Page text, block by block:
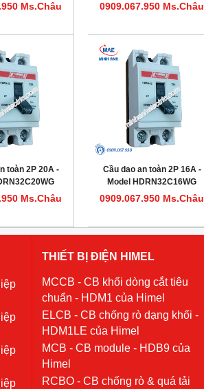
Ms.Châu 0909.067.950 Ms.Châu
toàn 2P 20A -
Ms.Châu
Cầu dao an toàn 2P 16A -
Model HDRN32C16WG
0909.067.950 Ms.Châu
THIẾT BỊ ĐIỆN HIMEL
MCCB - CB khối dòng cắt tiêu
chuẩn - HDM1 của Himel
ELCB - CB chống rò dạng khối -
HDM1LE của Himel
MCB - CB module - HDB9 của
Himel
RCBO - CB chống rò & quá tải